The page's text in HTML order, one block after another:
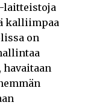
laitteistoja
kalliimpaa
on